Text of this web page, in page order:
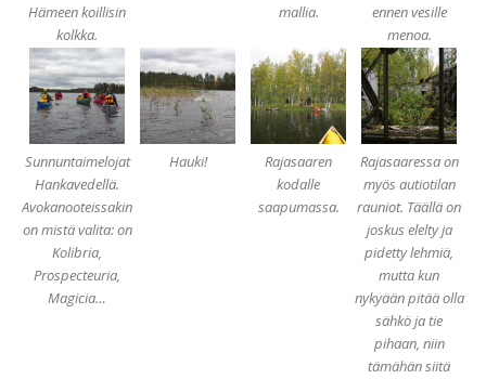
Hämeen koillisin
kolkka.
mallia.
ennen vesille
menoa.
Sunnuntaimelojat
Hankavedellä.
Avokanooteissakin
on mistä valita: on
Kolibria,
Prospecteuria,
Magicia…
Hauki!
Rajasaaren
kodalle
saapumassa.
Rajasaaressa on
myös autiotilan
rauniot. Täällä on
joskus elelty ja
pidetty lehmiä,
mutta kun
nykyään pitää olla
sähkö ja tie
pihaan, niin
tämähän siitä